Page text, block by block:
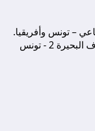
– تونس وأفريقيا.